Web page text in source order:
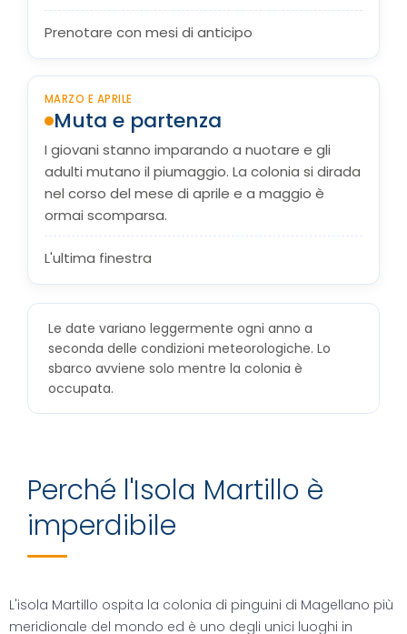
Prenotare con mesi di anticipo
MARZO E APRILE
Muta e partenza
I giovani stanno imparando a nuotare e gli
adulti mutano il piumaggio. La colonia si dirada
nel corso del mese di aprile e a maggio è
ormai scomparsa.
L'ultima finestra
Le date variano leggermente ogni anno a
seconda delle condizioni meteorologiche. Lo
sbarco avviene solo mentre la colonia è
occupata.
Perché l'Isola Martillo è
imperdibile
L'isola Martillo ospita la colonia di pinguini di Magellano più
meridionale del mondo ed è uno degli unici luoghi in